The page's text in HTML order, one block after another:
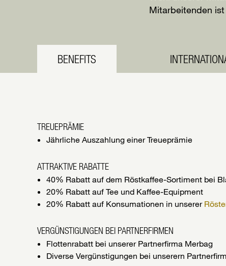
Mitarbeitenden
BENEFITS
TREUEPRÄMIE
Jährliche Auszahlung einer Treueprämie
ATTRAKTIVE RABATTE
40% Rabatt auf dem Röstkaffee-Sortiment bei
20% Rabatt auf Tee und Kaffee-Equipment
20% Rabatt auf Konsumationen in unserer
VERGÜNSTIGUNGEN BEI PARTNERFIRMEN
Flottenrabatt bei unserer Partnerfirma Merbag
Diverse Vergünstigungen bei unserern